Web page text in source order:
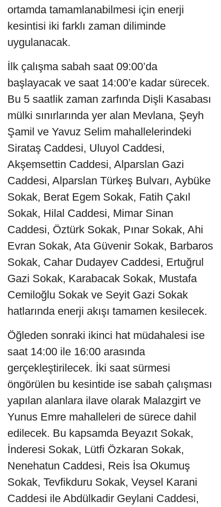
ortamda tamamlanabilmesi için enerji
kesintisi iki farklı zaman diliminde
uygulanacak.
İlk çalışma sabah saat 09:00’da
başlayacak ve saat 14:00’e kadar sürecek.
Bu 5 saatlik zaman zarfında Dişli Kasabası
mülki sınırlarında yer alan Mevlana, Şeyh
Şamil ve Yavuz Selim mahallelerindeki
Sirataş Caddesi, Uluyol Caddesi,
Akşemsettin Caddesi, Alparslan Gazi
Caddesi, Alparslan Türkeş Bulvarı, Aybüke
Sokak, Berat Egem Sokak, Fatih Çakıl
Sokak, Hilal Caddesi, Mimar Sinan
Caddesi, Öztürk Sokak, Pınar Sokak, Ahi
Evran Sokak, Ata Güvenir Sokak, Barbaros
Sokak, Cahar Dudayev Caddesi, Ertuğrul
Gazi Sokak, Karabacak Sokak, Mustafa
Cemiloğlu Sokak ve Seyit Gazi Sokak
hatlarında enerji akışı tamamen kesilecek.
Öğleden sonraki ikinci hat müdahalesi ise
saat 14:00 ile 16:00 arasında
gerçekleştirilecek. İki saat sürmesi
öngörülen bu kesintide ise sabah çalışması
yapılan alanlara ilave olarak Malazgirt ve
Yunus Emre mahalleleri de sürece dahil
edilecek. Bu kapsamda Beyazıt Sokak,
İnderesi Sokak, Lütfi Özkaran Sokak,
Nenehatun Caddesi, Reis İsa Okumuş
Sokak, Tevfikduru Sokak, Veysel Karani
Caddesi ile Abdülkadir Geylani Caddesi,